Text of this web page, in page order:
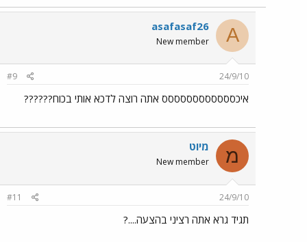
A
asafasaf26
New member
24/9/10
#9
איכסססססססססססס אתה רוצה לדכא אותי בכוח??????
מ מיוט
New member
24/9/10
#11
תגיד גרא אתה רציני בהצעה....?